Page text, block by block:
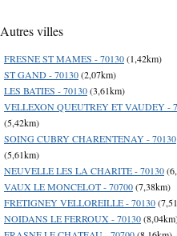
Autres villes
FRESNE ST MAMES - 70130(1,42km)
ST GAND - 70130(2,07km)
LES BATIES - 70130(3,61km)
VELLEXON QUEUTREY ET VAUDEY -
(5,42km)
SOING CUBRY CHARENTENAY - 70130
(5,61km)
NEUVELLE LES LA CHARITE - 70130
VAUX LE MONCELOT - 70700(7,38km)
FRETIGNEY VELLOREILLE - 70130
NOIDANS LE FERROUX - 70130